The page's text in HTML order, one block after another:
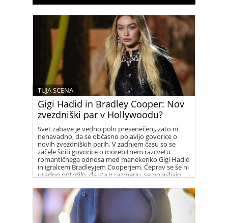
Gigi Hadid in Bradley Cooper: Nov
zvezdniški par v Hollywoodu?
TUJA SCENA
Svet zabave je vedno poln presenečenj, zato ni
nenavadno, da se občasno pojavijo govorice o
novih zvezdniških parih. V zadnjem času so se
začele širiti govorice o morebitnem razcvetu
romantičnega odnosa med manekenko Gigi Hadid
in igralcem Bradleyjem Cooperjem. Čeprav se še ni
uradno potrdilo, da sta v razmerju, se pojavljajo
oboževalci.